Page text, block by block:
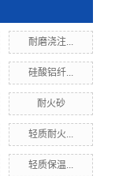
耐磨浇注...
硅酸铝纤...
耐火砂
轻质耐火...
轻质保温...